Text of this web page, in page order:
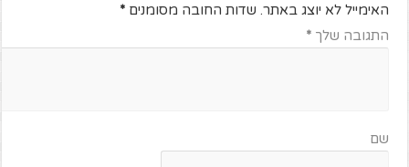
האימייל לא יוצג באתר. שדות החובה מסומנים*
התגובה שלך*
שם